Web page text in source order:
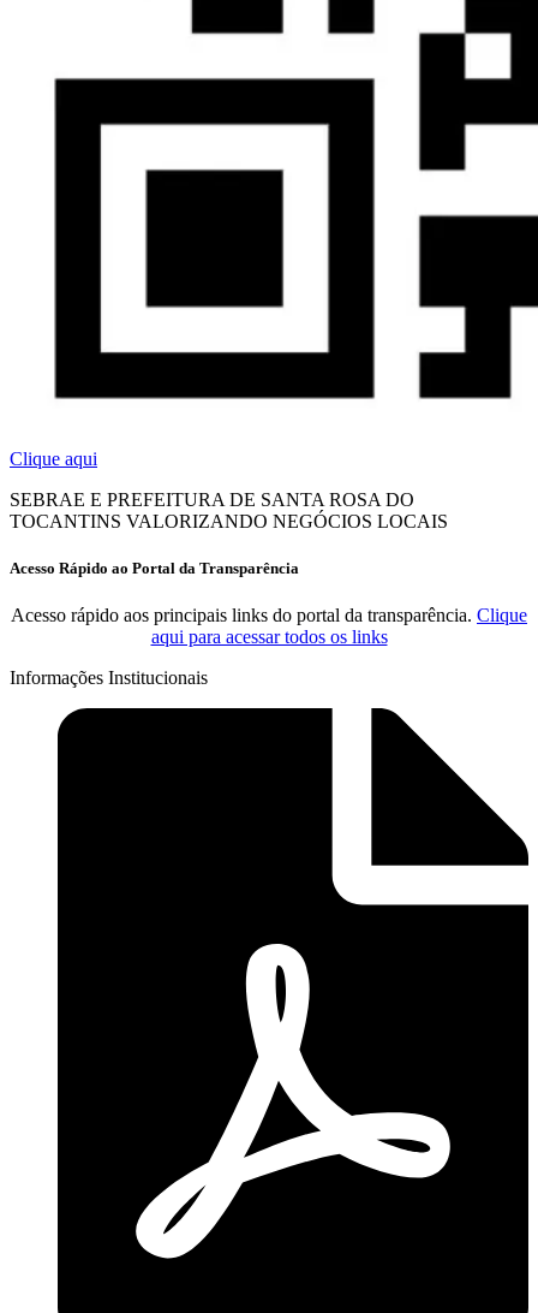
Clique aqui
SEBRAE E PREFEITURA DE SANTA ROSA DO
TOCANTINS VALORIZANDO NEGÓCIOS LOCAIS
Acesso Rápido ao Portal da Transparência
Acesso rápido aos principais links do portal da transparência. Clique
aqui para acessar todos os links
Informações Institucionais